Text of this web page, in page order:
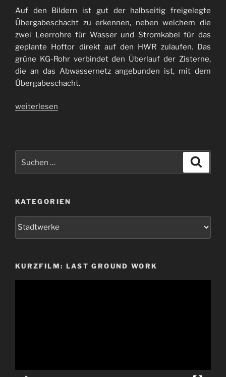
Auf den Bildern ist gut der halbseitig freigelegte
Übergabeschacht zu erkennen, neben welchem die
zwei Leerrohre für Wasser und Stromkabel für das
geplante Hoftor direkt auf den HWR zulaufen. Das
grüne KG-Rohr verbindet den Überlauf der Zisterne,
die an das Abwassernetz angebunden ist, mit dem
Übergabeschacht.
„Wasser
weiterlesen
nach:
KATEGORIEN
Kategorien
KURZFILM: LAST GROUND WORK